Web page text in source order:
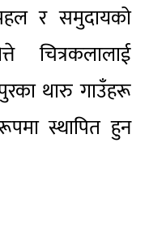
र समुदायको
चित्रकलालाई
थारु गाउँहरू
स्थापित हुन